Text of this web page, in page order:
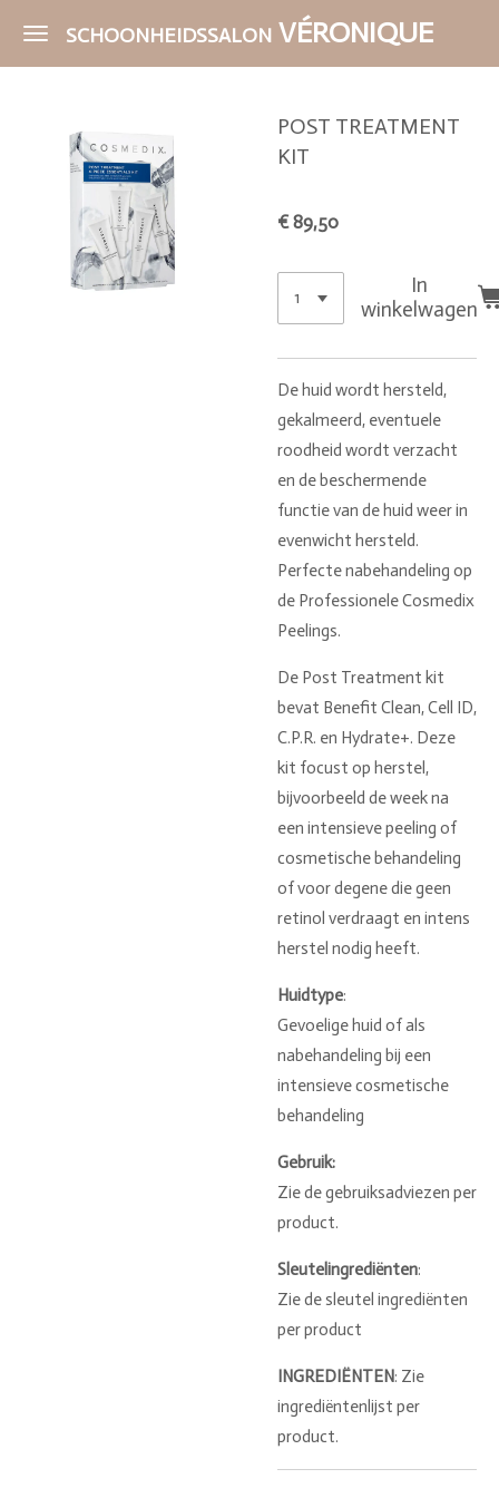
Ga
hoofdinhoud
SCHOONHEIDSSALON VÉRONIQUE
POST TREATMENT
KIT
€ 89,50
In
winkelwagen
De huid wordt hersteld,
gekalmeerd, eventuele
roodheid wordt verzacht
en de beschermende
functie van de huid weer in
evenwicht hersteld.
Perfecte nabehandeling op
de Professionele Cosmedix
Peelings.
De Post Treatment kit
bevat Benefit Clean, Cell ID,
C.P.R. en Hydrate+. Deze
kit focust op herstel,
bijvoorbeeld de week na
een intensieve peeling of
cosmetische behandeling
of voor degene die geen
retinol verdraagt en intens
herstel nodig heeft.
Huidtype:
Gevoelige huid of als
nabehandeling bij een
intensieve cosmetische
behandeling
Gebruik:
Zie de gebruiksadviezen per
product.
Sleutelingrediënten:
Zie de sleutel ingrediënten
per product
INGREDIËNTEN: Zie
ingrediëntenlijst per
product.